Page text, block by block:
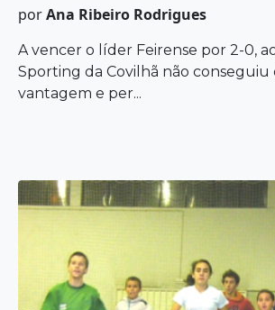
porAna Ribeiro Rodrigues
A vencer o líder Feirense por 2-0,
Sporting da Covilhã não conseguiu
vantagem e per...